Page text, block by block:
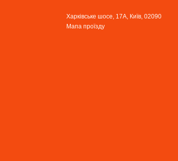
Харківське шосе, 17А, Київ, 02090
Мапа проїзду